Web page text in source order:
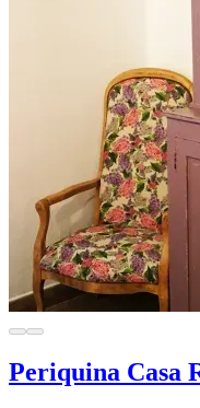
Periquina Casa